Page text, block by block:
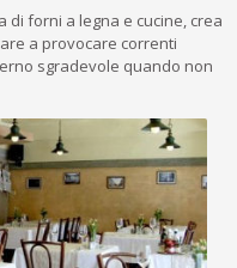
di forni a legna e cucine, crea
a provocare correnti
sgradevole quando non